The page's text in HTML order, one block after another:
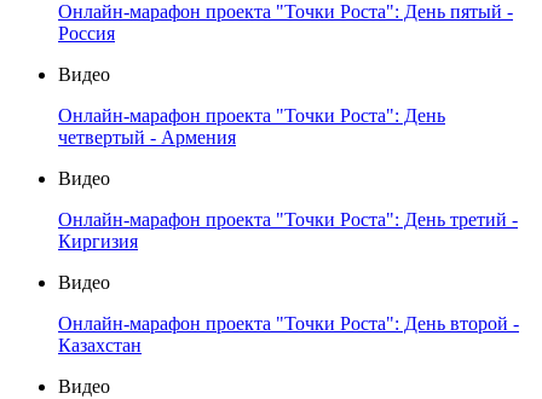
Онлайн-марафон проекта "Точки Роста": День пятый -
Россия
Видео
Онлайн-марафон проекта "Точки Роста": День
четвертый - Армения
Видео
Онлайн-марафон проекта "Точки Роста": День третий -
Киргизия
Видео
Онлайн-марафон проекта "Точки Роста": День второй -
Казахстан
Видео